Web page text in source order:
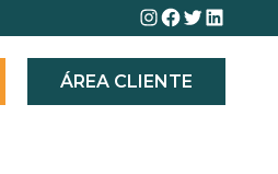
Instagram
Facebook
Twitter
ÁREA CLIENTE